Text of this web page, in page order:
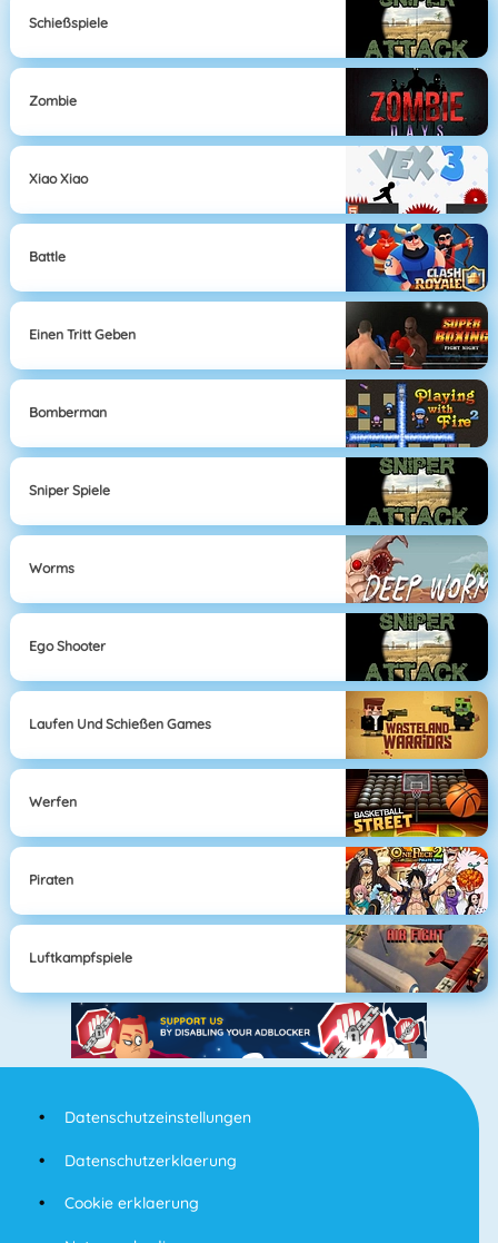
Schießspiele
Zombie
Xiao Xiao
Battle
Einen Tritt Geben
Bomberman
Sniper Spiele
Worms
Ego Shooter
Laufen Und Schießen Games
Werfen
Piraten
Luftkampfspiele
Datenschutzeinstellungen
Datenschutzerklaerung
Cookie erklaerung